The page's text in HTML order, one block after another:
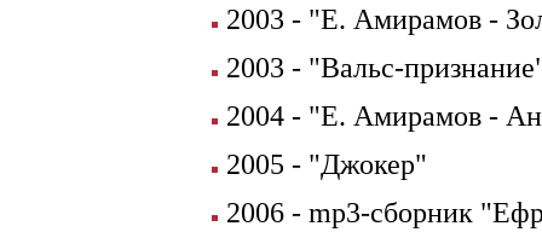
2003 - "E. Амирамов -
2003 - "Вальс-
2004 - "Е. Амирамов -
2005 - "Джокер"
2006 - mp3-сборник